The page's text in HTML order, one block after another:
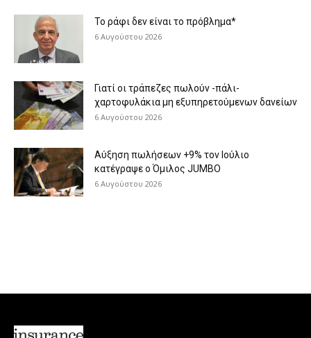
Το ράφι δεν είναι το πρόβλημα*
6 Αυγούστου 2026
Γιατί οι τράπεζες πωλούν -πάλι-
χαρτοφυλάκια μη εξυπηρετούμενων δανείων
6 Αυγούστου 2026
Aύξηση πωλήσεων +9% τον Ιούλιο
κατέγραψε ο Όμιλος JUMBO
6 Αυγούστου 2026